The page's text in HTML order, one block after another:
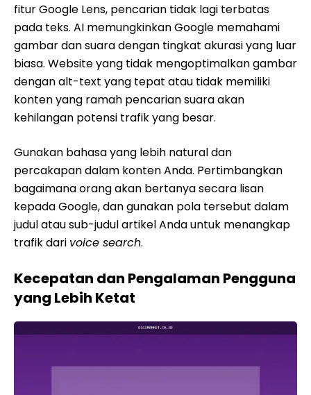
fitur Google Lens, pencarian tidak lagi terbatas
pada teks. AI memungkinkan Google memahami
gambar dan suara dengan tingkat akurasi yang luar
biasa. Website yang tidak mengoptimalkan gambar
dengan alt-text yang tepat atau tidak memiliki
konten yang ramah pencarian suara akan
kehilangan potensi trafik yang besar.
Gunakan bahasa yang lebih natural dan
percakapan dalam konten Anda. Pertimbangkan
bagaimana orang akan bertanya secara lisan
kepada Google, dan gunakan pola tersebut dalam
judul atau sub-judul artikel Anda untuk menangkap
trafik dari voice search.
Kecepatan dan Pengalaman Pengguna
yang Lebih Ketat